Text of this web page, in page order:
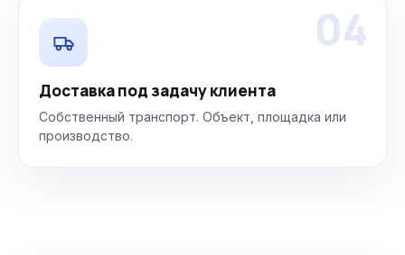
04
Доставка под задачу клиента
Собственный транспорт. Объект, площадка или
производство.